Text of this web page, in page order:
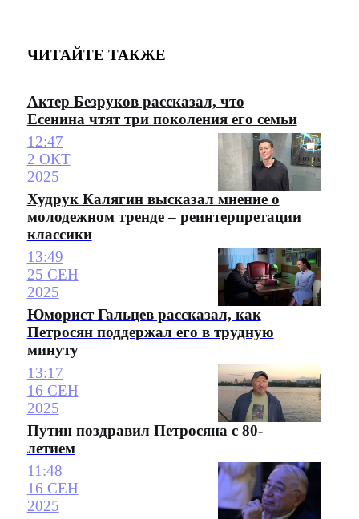
ЧИТАЙТЕ ТАКЖЕ
Актер Безруков рассказал, что
Есенина чтят три поколения его семьи
12:47
2 ОКТ
2025
Худрук Калягин высказал мнение о
молодежном тренде – реинтерпретации
классики
13:49
25 СЕН
2025
Юморист Гальцев рассказал, как
Петросян поддержал его в трудную
минуту
13:17
16 СЕН
2025
Путин поздравил Петросяна с 80-
летием
11:48
16 СЕН
2025